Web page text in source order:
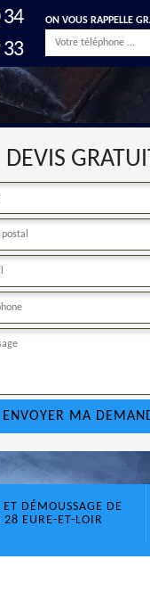
34
33
ON VOUS RAPPELLE
DEVIS
ET DÉMOUSSAGE DE
28 EURE-ET-LOIR